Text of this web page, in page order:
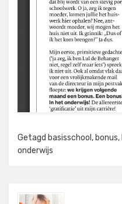
Getagd basisschool , bonus,
onderwijs